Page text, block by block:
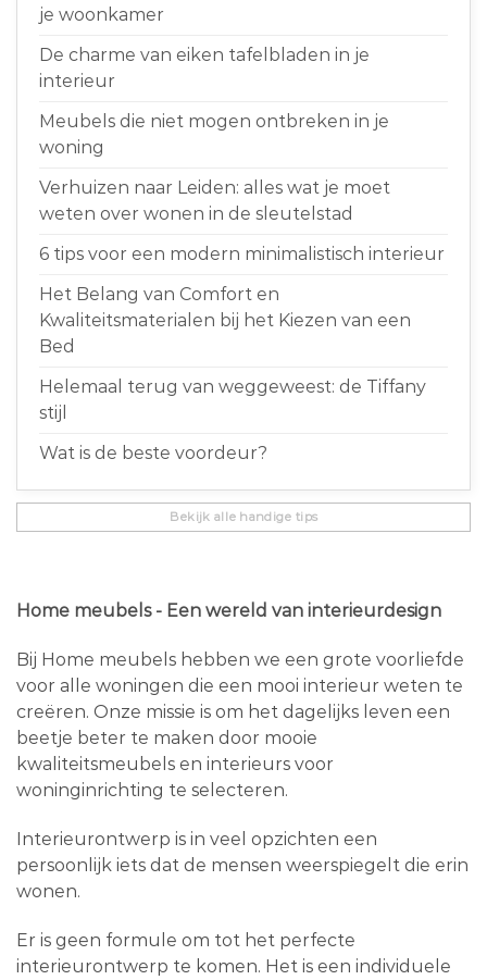
je woonkamer
De charme van eiken tafelbladen in je
interieur
Meubels die niet mogen ontbreken in je
woning
Verhuizen naar Leiden: alles wat je moet
weten over wonen in de sleutelstad
6 tips voor een modern minimalistisch interieur
Het Belang van Comfort en
Kwaliteitsmaterialen bij het Kiezen van een
Bed
Helemaal terug van weggeweest: de Tiffany
stijl
Wat is de beste voordeur?
Bekijk alle handige tips
Home meubels - Een wereld van interieurdesign
Bij Home meubels hebben we een grote voorliefde
voor alle woningen die een mooi interieur weten te
creëren. Onze missie is om het dagelijks leven een
beetje beter te maken door mooie
kwaliteitsmeubels en interieurs voor
woninginrichting te selecteren.
Interieurontwerp is in veel opzichten een
persoonlijk iets dat de mensen weerspiegelt die erin
wonen.
Er is geen formule om tot het perfecte
interieurontwerp te komen. Het is een individuele